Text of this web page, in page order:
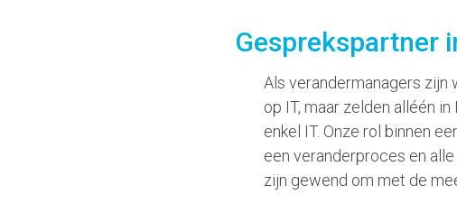
Gesprekspartner
Als verandermanagers
op IT, maar zelden alléén
enkel IT. Onze rol binnen
een veranderproces en
zijn gewend om met de